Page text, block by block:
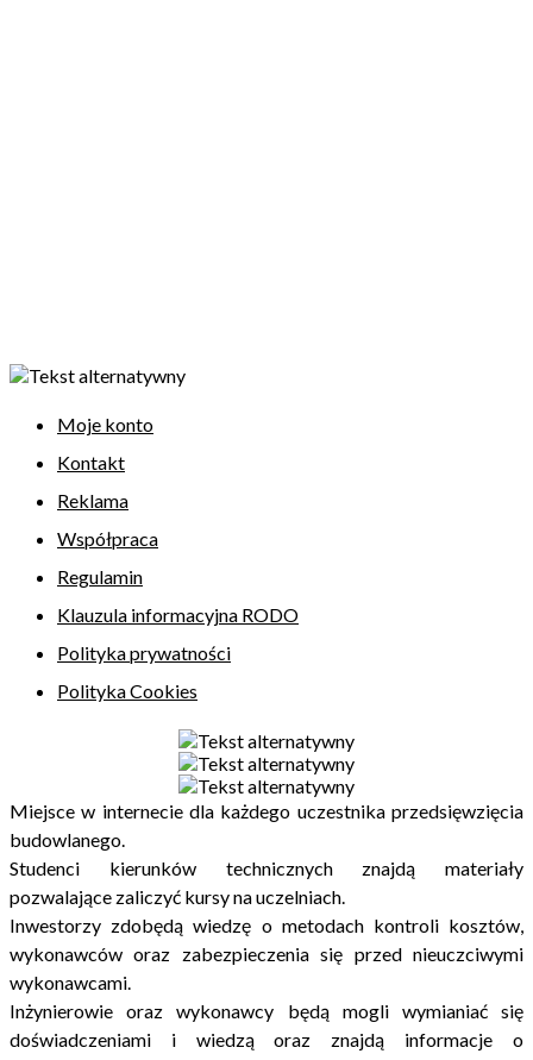
Moje konto
Kontakt
Reklama
Współpraca
Regulamin
Klauzula informacyjna RODO
Polityka prywatności
Polityka Cookies
Miejsce w internecie dla każdego uczestnika przedsięwzięcia
budowlanego.
Studenci kierunków technicznych znajdą materiały
pozwalające zaliczyć kursy na uczelniach.
Inwestorzy zdobędą wiedzę o metodach kontroli kosztów,
wykonawców oraz zabezpieczenia się przed nieuczciwymi
wykonawcami.
Inżynierowie oraz wykonawcy będą mogli wymianiać się
doświadczeniami i wiedzą oraz znajdą informacje o